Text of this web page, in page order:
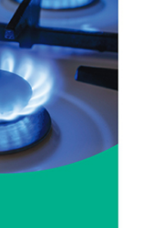
мёда и
для
об